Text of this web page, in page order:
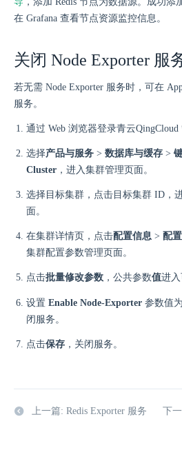
在 Grafana 查看节点资源监控信息。
关闭 Node Exporter 服
若无需 Node Exporter 服务时，可在
服务。
通过 Web 浏览器登录青云QingCloud
选择产品与服务 > 数据库与缓存 >
Cluster ，进入集群管理页面。
选择目标集群，点击目标集群 ID，
面。
在集群详情页，点击配置信息 > 配
集群配置参数管理页面。
点击批量修改参数 ，公共参数值进入
设置 Enable Node-Exporter 参数值为
闭服务。
点击保存 ，关闭服务。
上一篇: Redis Exporter 服务 下